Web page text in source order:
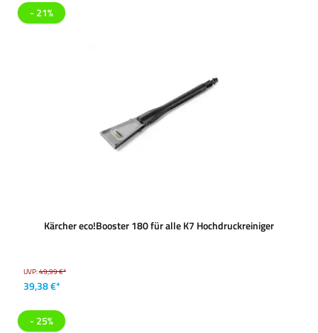
- 21%
Kärcher eco!Booster 180 für alle K7 Hochdruckreiniger
UVP:49,99 €*
39,38 €*
- 25%